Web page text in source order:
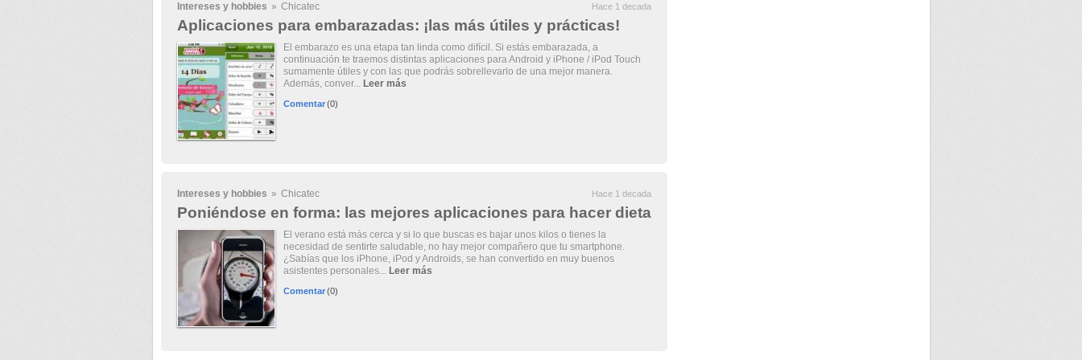
Intereses y hobbies » Chicatec Hace 1 decada
Aplicaciones para embarazadas: ¡las más útiles y prácticas!
El embarazo es una etapa tan linda como difícil. Si estás embarazada, a
continuación te traemos distintas aplicaciones para Android y iPhone / iPod Touch
sumamente útiles y con las que podrás sobrellevarlo de una mejor manera.
Además, conver... Leer más
Comentar (0)
Intereses y hobbies » Chicatec Hace 1 decada
Poniéndose en forma: las mejores aplicaciones para hacer dieta
El verano está más cerca y si lo que buscas es bajar unos kilos o tienes la
necesidad de sentirte saludable, no hay mejor compañero que tu smartphone.
¿Sabías que los iPhone, iPod y Androids, se han convertido en muy buenos
asistentes personales... Leer más
Comentar (0)